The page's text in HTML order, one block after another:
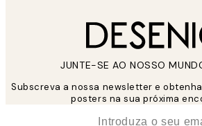
JUNTE-SE AO NOSSO
Subscreva a nossa newsletter e
posters na sua próxima